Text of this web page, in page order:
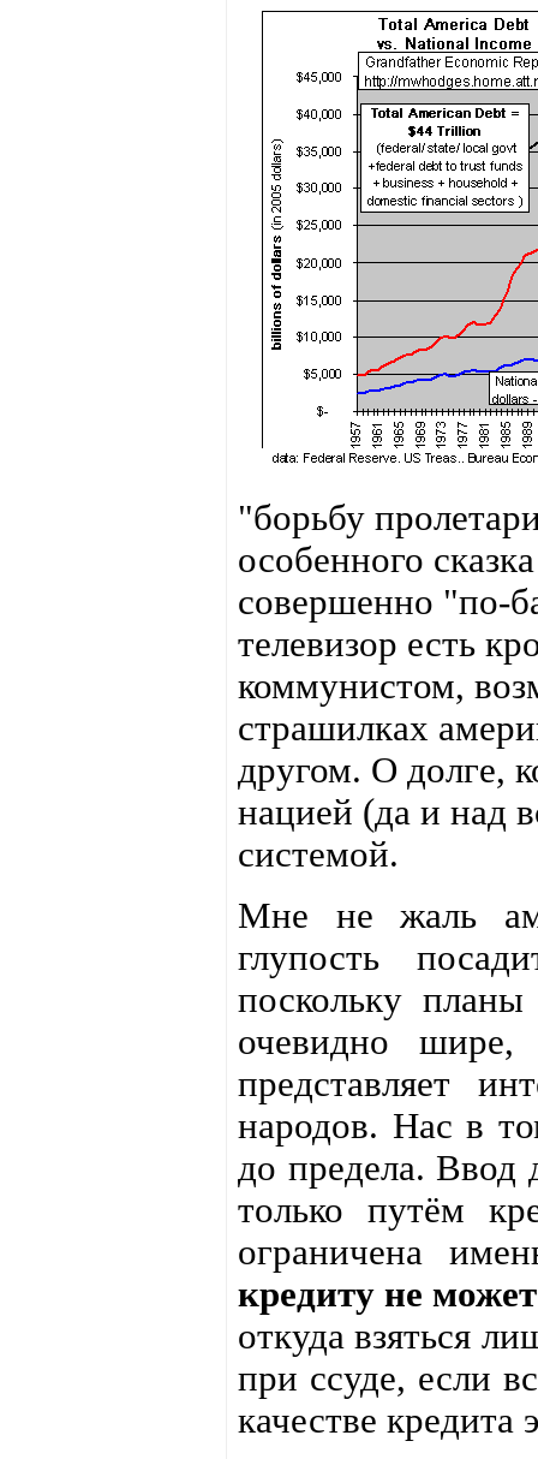
"борьбу
особенного
совершенно "по-
телевизор есть
коммунистом,
страшилках
другом. О долге,
нацией (да и над
системой.
Мне не жаль
глупость
поскольку
очевидно
представляет
народов. Нас в
до предела. Ввод
только путём
ограничена
кредиту не
откуда взяться
при ссуде, если
качестве кредита